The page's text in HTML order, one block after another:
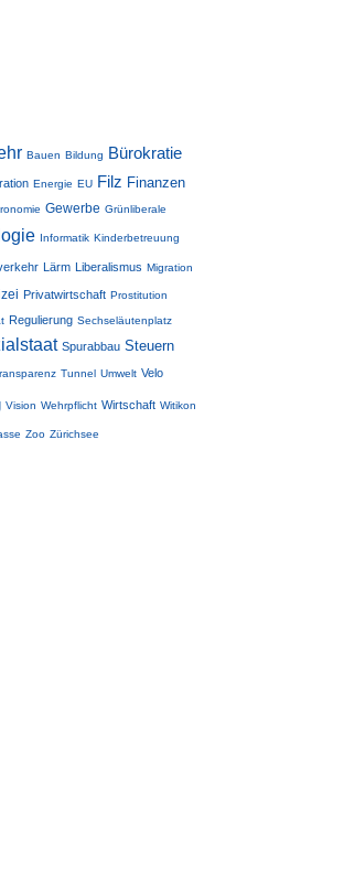
Bauen Bildung Bürokratie
Energie EU Filz Finanzen
Gewerbe Grünliberale
Informatik Kinderbetreuung
Lärm Liberalismus Migration
Privatwirtschaft Prostitution
Regulierung Sechseläutenplatz
Spurabbau Steuern
Tunnel Umwelt Velo
Vision Wehrpflicht Wirtschaft Witikon
Zoo Zürichsee